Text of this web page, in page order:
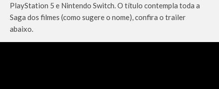
PlayStation 5 e Nintendo Switch. O título contempla toda a
Saga dos filmes (como sugere o nome), confira o trailer
abaixo.